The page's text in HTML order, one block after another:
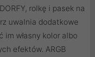
rolkę i pasek na
uwalnia dodatkowe
im własny kolor albo
efektów. ARGB